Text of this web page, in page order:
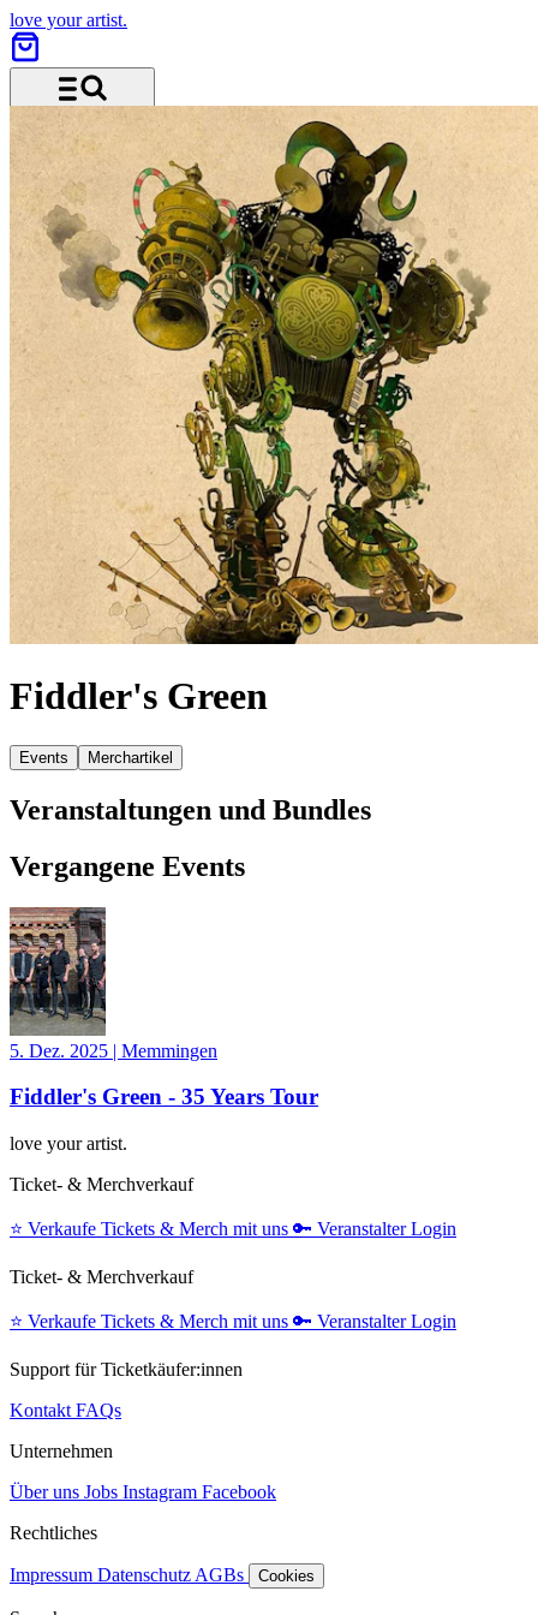
love your artist.
Menü und Suche
Fiddler's Green
Events Merchartikel
Veranstaltungen und Bundles
Vergangene Events
5. Dez. 2025 | Memmingen
Fiddler's Green - 35 Years Tour
love your artist.
Ticket- & Merchverkauf
⭐️ Verkaufe Tickets & Merch mit uns 🔑 Veranstalter Login
Ticket- & Merchverkauf
⭐️ Verkaufe Tickets & Merch mit uns 🔑 Veranstalter Login
Support für Ticketkäufer:innen
Kontakt FAQs
Unternehmen
Über uns Jobs Instagram Facebook
Rechtliches
Impressum Datenschutz AGBs Cookies